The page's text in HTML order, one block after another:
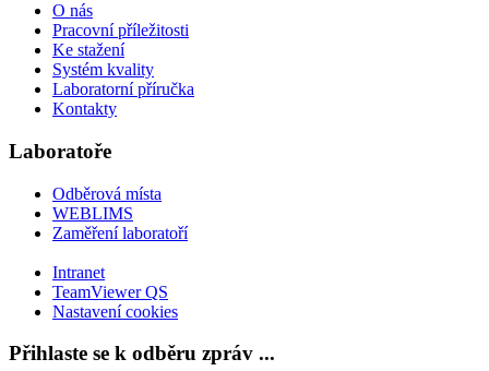
O nás
Pracovní příležitosti
Ke stažení
Systém kvality
Laboratorní příručka
Kontakty
Laboratoře
Odběrová místa
WEBLIMS
Zaměření laboratoří
Intranet
TeamViewer QS
Nastavení cookies
Přihlaste se k odběru zpráv ...